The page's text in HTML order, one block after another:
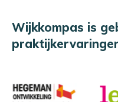
Wijkkompas is